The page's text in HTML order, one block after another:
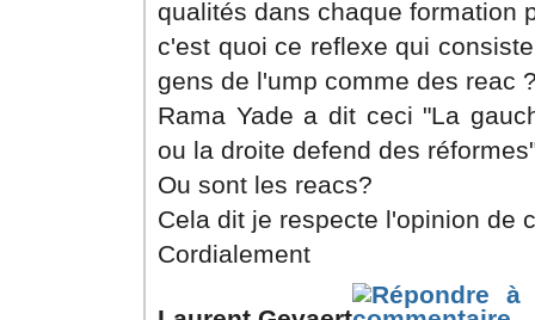
qualités dans chaque formation
c'est quoi ce reflexe qui
gens de l'ump comme des reac
Rama Yade a dit ceci "La
ou la droite defend des
Ou sont les reacs?
Cela dit je respecte l'opinion de
Cordialement